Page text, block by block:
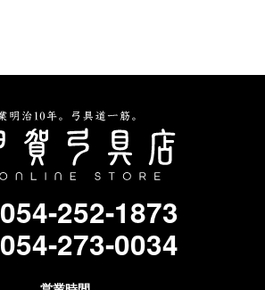
054-252-1873
054-273-0034